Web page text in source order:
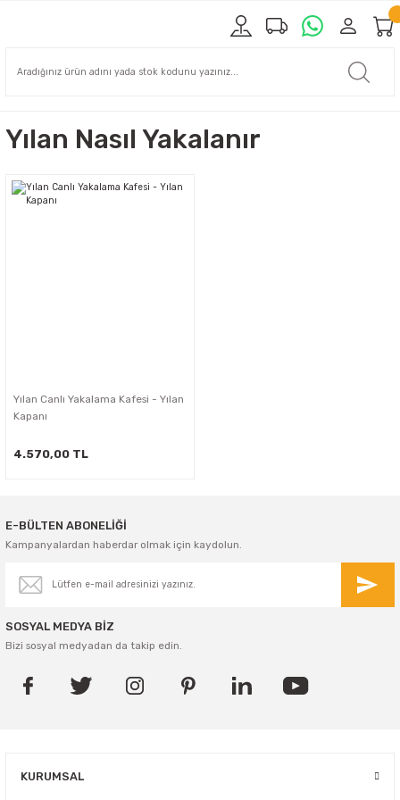
Yılan Nasıl Yakalanır
Yılan Canlı Yakalama Kafesi - Yılan
Kapanı
4.570,00 TL
E-BÜLTEN ABONELİĞİ
Kampanyalardan haberdar olmak için kaydolun.
SOSYAL MEDYA BİZ
Bizi sosyal medyadan da takip edin.
KURUMSAL